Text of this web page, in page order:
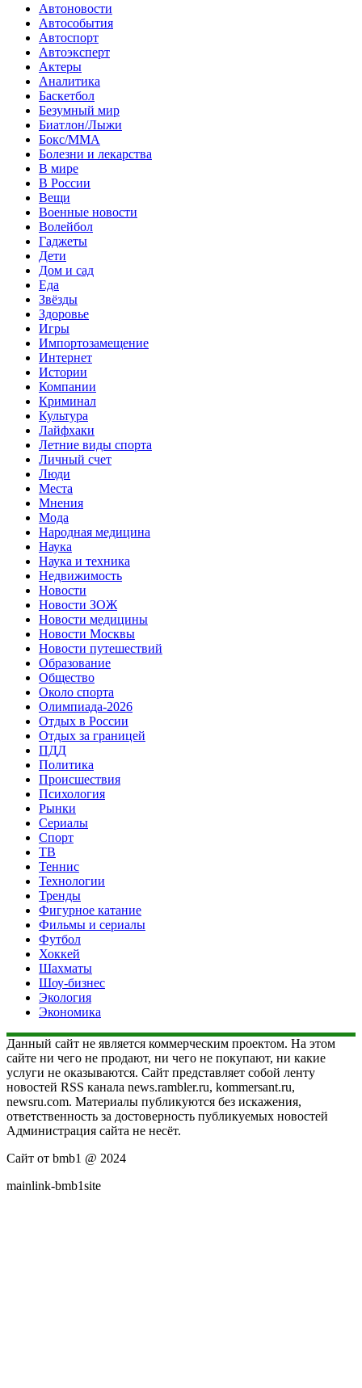
Автоновости
Автособытия
Автоспорт
Автоэксперт
Актеры
Аналитика
Баскетбол
Безумный мир
Биатлон/Лыжи
Бокс/MMA
Болезни и лекарства
В мире
В России
Вещи
Военные новости
Волейбол
Гаджеты
Дети
Дом и сад
Еда
Звёзды
Здоровье
Игры
Импортозамещение
Интернет
Истории
Компании
Криминал
Культура
Лайфхаки
Летние виды спорта
Личный счет
Люди
Места
Мнения
Мода
Народная медицина
Наука
Наука и техника
Недвижимость
Новости
Новости ЗОЖ
Новости медицины
Новости Москвы
Новости путешествий
Образование
Общество
Около спорта
Олимпиада-2026
Отдых в России
Отдых за границей
ПДД
Политика
Происшествия
Психология
Рынки
Сериалы
Спорт
ТВ
Теннис
Технологии
Тренды
Фигурное катание
Фильмы и сериалы
Футбол
Хоккей
Шахматы
Шоу-бизнес
Экология
Экономика
Данный сайт не является коммерческим проектом. На этом
сайте ни чего не продают, ни чего не покупают, ни какие
услуги не оказываются. Сайт представляет собой ленту
новостей RSS канала news.rambler.ru, kommersant.ru,
newsru.com. Материалы публикуются без искажения,
ответственность за достоверность публикуемых новостей
Администрация сайта не несёт.
Сайт от bmb1 @ 2024
mainlink-bmb1site